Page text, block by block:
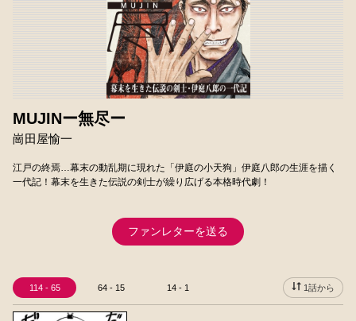
MUJINー無尽ー
崗田屋愉一
江戸の終焉…幕末の動乱期に現れた「伊庭の小天狗」伊庭八郎の生涯を描く
一代記！幕末を生きた伝説の剣士が繰り広げる本格時代劇！
ファンレターを送る
114 - 65 64 - 15 14 - 1 1話から